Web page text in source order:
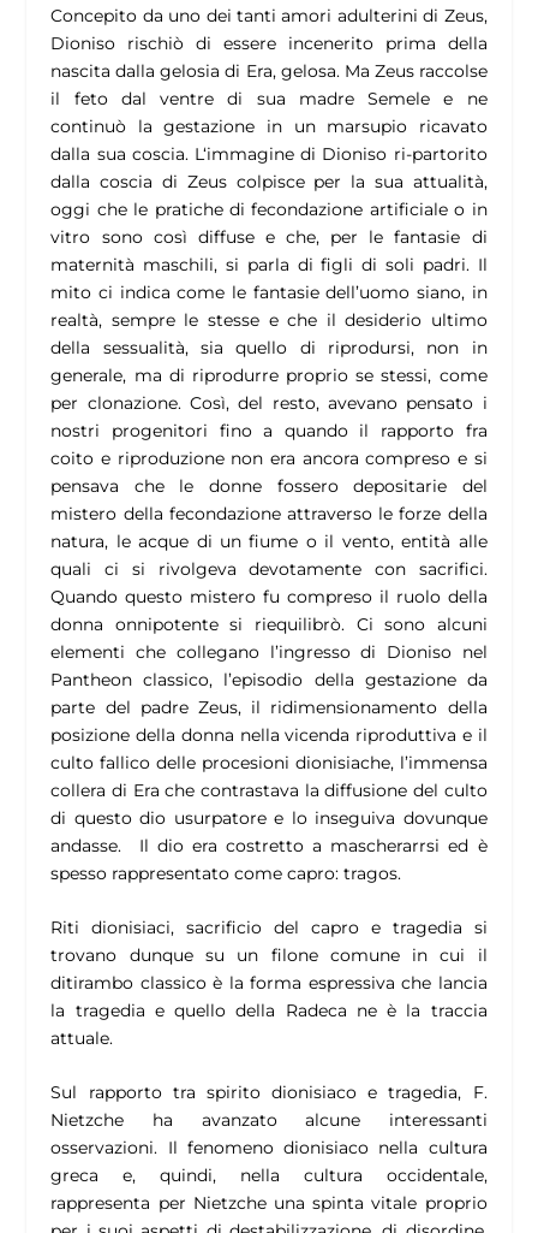
Concepito da uno dei tanti amori adulterini di Zeus,
Dioniso rischiò di essere incenerito prima della
nascita dalla gelosia di Era, gelosa. Ma Zeus raccolse
il feto dal ventre di sua madre Semele e ne
continuò la gestazione in un marsupio ricavato
dalla sua coscia. L‘immagine di Dioniso ri-partorito
dalla coscia di Zeus colpisce per la sua attualità,
oggi che le pratiche di fecondazione artificiale o in
vitro sono così diffuse e che, per le fantasie di
maternità maschili, si parla di figli di soli padri. Il
mito ci indica come le fantasie dell’uomo siano, in
realtà, sempre le stesse e che il desiderio ultimo
della sessualità, sia quello di riprodursi, non in
generale, ma di riprodurre proprio se stessi, come
per clonazione. Così, del resto, avevano pensato i
nostri progenitori fino a quando il rapporto fra
coito e riproduzione non era ancora compreso e si
pensava che le donne fossero depositarie del
mistero della fecondazione attraverso le forze della
natura, le acque di un fiume o il vento, entità alle
quali ci si rivolgeva devotamente con sacrifici.
Quando questo mistero fu compreso il ruolo della
donna onnipotente si riequilibrò. Ci sono alcuni
elementi che collegano l’ingresso di Dioniso nel
Pantheon classico, l’episodio della gestazione da
parte del padre Zeus, il ridimensionamento della
posizione della donna nella vicenda riproduttiva e il
culto fallico delle procesioni dionisiache, l’immensa
collera di Era che contrastava la diffusione del culto
di questo dio usurpatore e lo inseguiva dovunque
andasse. Il dio era costretto a mascherarrsi ed è
spesso rappresentato come capro: tragos.
Riti dionisiaci, sacrificio del capro e tragedia si
trovano dunque su un filone comune in cui il
ditirambo classico è la forma espressiva che lancia
la tragedia e quello della Radeca ne è la traccia
attuale.
Sul rapporto tra spirito dionisiaco e tragedia, F.
Nietzche ha avanzato alcune interessanti
osservazioni. Il fenomeno dionisiaco nella cultura
greca e, quindi, nella cultura occidentale,
rappresenta per Nietzche una spinta vitale proprio